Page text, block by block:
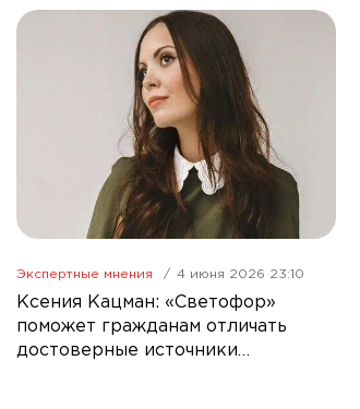
Экспертные мнения 4 июня 2026 23:10
Ксения Кацман: «Светофор»
поможет гражданам отличать
достоверные источники